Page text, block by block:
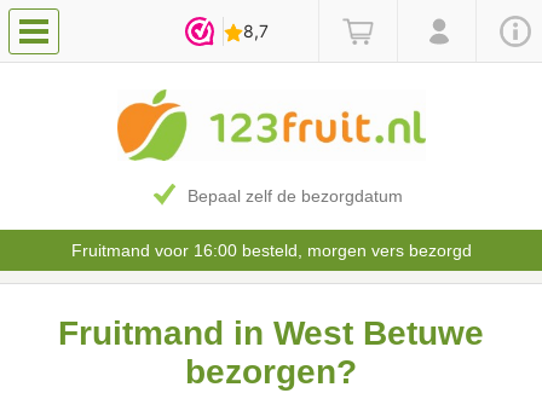
Bepaal zelf de bezorgdatum
Fruitmand voor 16:00 besteld, morgen vers bezorgd
Fruitmand in West Betuwe
bezorgen?